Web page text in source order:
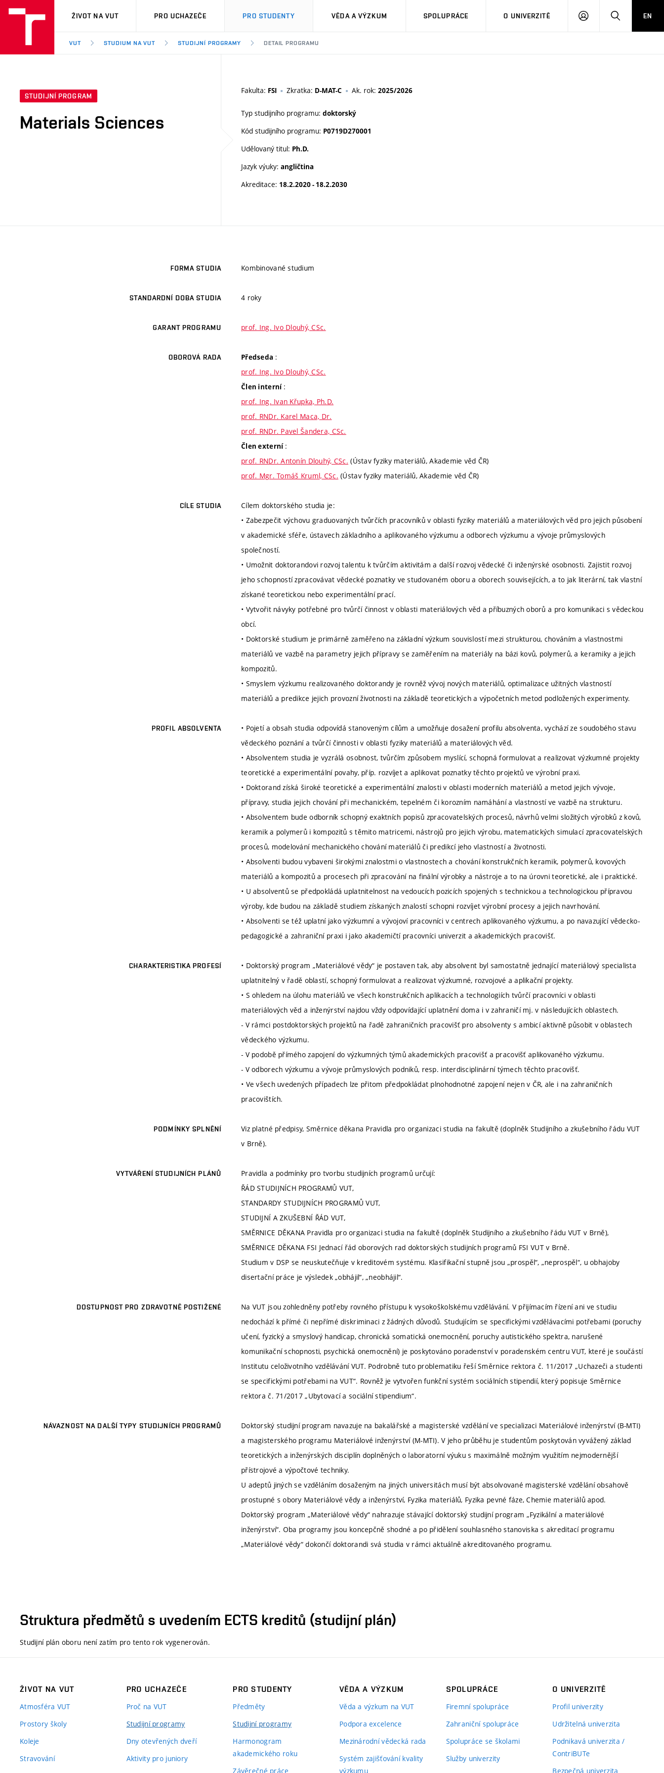
VUT
ŽIVOT NA VUT PRO UCHAZEČE PRO STUDENTY VĚDA A VÝZKUM SPOLUPRÁCE O UNIVERZITĚ
PŘIHLÁSIT HLEDATEN
VUT STUDIUM NA VUT STUDIJNÍ PROGRAMY DETAIL PROGRAMU
STUDIJNÍ PROGRAM
Materials Sciences
Fakulta: FSI Zkratka: D-MAT-C Ak. rok: 2025/2026
Typ studijního programu: doktorský
Kód studijního programu: P0719D270001
Udělovaný titul: Ph.D.
Jazyk výuky: angličtina
Akreditace: 18.2.2020 - 18.2.2030
FORMA STUDIA Kombinované studium
STANDARDNÍ DOBA STUDIA 4 roky
GARANT PROGRAMU prof. Ing. Ivo Dlouhý, CSc.
OBOROVÁ RADA Předseda :
prof. Ing. Ivo Dlouhý, CSc.
Člen interní :
prof. Ing. Ivan Křupka, Ph.D.
prof. RNDr. Karel Maca, Dr.
prof. RNDr. Pavel Šandera, CSc.
Člen externí :
prof. RNDr. Antonín Dlouhý, CSc. (Ústav fyziky materiálů, Akademie věd ČR)
prof. Mgr. Tomáš Kruml, CSc. (Ústav fyziky materiálů, Akademie věd ČR)
CÍLE STUDIA
Cílem doktorského studia je:
• Zabezpečit výchovu graduovaných tvůrčích pracovníků v oblasti fyziky materiálů a materiálových věd pro jejich působení
v akademické sféře, ústavech základního a aplikovaného výzkumu a odborech výzkumu a vývoje průmyslových
společností.
• Umožnit doktorandovi rozvoj talentu k tvůrčím aktivitám a další rozvoj vědecké či inženýrské osobnosti. Zajistit rozvoj
jeho schopností zpracovávat vědecké poznatky ve studovaném oboru a oborech souvisejících, a to jak literární, tak vlastní
získané teoretickou nebo experimentální prací.
• Vytvořit návyky potřebné pro tvůrčí činnost v oblasti materiálových věd a příbuzných oborů a pro komunikaci s vědeckou
obcí.
• Doktorské studium je primárně zaměřeno na základní výzkum souvislostí mezi strukturou, chováním a vlastnostmi
materiálů ve vazbě na parametry jejich přípravy se zaměřením na materiály na bázi kovů, polymerů, a keramiky a jejich
kompozitů.
• Smyslem výzkumu realizovaného doktorandy je rovněž vývoj nových materiálů, optimalizace užitných vlastností
materiálů a predikce jejich provozní životnosti na základě teoretických a výpočetních metod podložených experimenty.
PROFIL ABSOLVENTA
• Pojetí a obsah studia odpovídá stanoveným cílům a umožňuje dosažení profilu absolventa, vychází ze soudobého stavu
vědeckého poznání a tvůrčí činnosti v oblasti fyziky materiálů a materiálových věd.
• Absolventem studia je vyzrálá osobnost, tvůrčím způsobem myslící, schopná formulovat a realizovat výzkumné projekty
teoretické a experimentální povahy, příp. rozvíjet a aplikovat poznatky těchto projektů ve výrobní praxi.
• Doktorand získá široké teoretické a experimentální znalosti v oblasti moderních materiálů a metod jejich vývoje,
přípravy, studia jejich chování při mechanickém, tepelném či korozním namáhání a vlastností ve vazbě na strukturu.
• Absolventem bude odborník schopný exaktních popisů zpracovatelských procesů, návrhů velmi složitých výrobků z kovů,
keramik a polymerů i kompozitů s těmito matricemi, nástrojů pro jejich výrobu, matematických simulací zpracovatelských
procesů, modelování mechanického chování materiálů či predikcí jeho vlastností a životnosti.
• Absolventi budou vybaveni širokými znalostmi o vlastnostech a chování konstrukčních keramik, polymerů, kovových
materiálů a kompozitů a procesech při zpracování na finální výrobky a nástroje a to na úrovni teoretické, ale i praktické.
• U absolventů se předpokládá uplatnitelnost na vedoucích pozicích spojených s technickou a technologickou přípravou
výroby, kde budou na základě studiem získaných znalostí schopni rozvíjet výrobní procesy a jejich navrhování.
• Absolventi se též uplatní jako výzkumní a vývojoví pracovníci v centrech aplikovaného výzkumu, a po navazující vědecko-
pedagogické a zahraniční praxi i jako akademičtí pracovníci univerzit a akademických pracovišť.
CHARAKTERISTIKA PROFESÍ
• Doktorský program „Materiálové vědy“ je postaven tak, aby absolvent byl samostatně jednající materiálový specialista
uplatnitelný v řadě oblastí, schopný formulovat a realizovat výzkumné, rozvojové a aplikační projekty.
• S ohledem na úlohu materiálů ve všech konstrukčních aplikacích a technologiích tvůrčí pracovníci v oblasti
materiálových věd a inženýrství najdou vždy odpovídající uplatnění doma i v zahraničí mj. v následujících oblastech.
- V rámci postdoktorských projektů na řadě zahraničních pracovišť pro absolventy s ambicí aktivně působit v oblastech
vědeckého výzkumu.
- V podobě přímého zapojení do výzkumných týmů akademických pracovišť a pracovišť aplikovaného výzkumu.
- V odborech výzkumu a vývoje průmyslových podniků, resp. interdisciplinární týmech těchto pracovišť.
• Ve všech uvedených případech lze přitom předpokládat plnohodnotné zapojení nejen v ČR, ale i na zahraničních
pracovištích.
PODMÍNKY SPLNĚNÍ
Viz platné předpisy, Směrnice děkana Pravidla pro organizaci studia na fakultě (doplněk Studijního a zkušebního řádu VUT
v Brně).
VYTVÁŘENÍ STUDIJNÍCH PLÁNŮ
Pravidla a podmínky pro tvorbu studijních programů určují:
ŘÁD STUDIJNÍCH PROGRAMŮ VUT,
STANDARDY STUDIJNÍCH PROGRAMŮ VUT,
STUDIJNÍ A ZKUŠEBNÍ ŘÁD VUT,
SMĚRNICE DĚKANA Pravidla pro organizaci studia na fakultě (doplněk Studijního a zkušebního řádu VUT v Brně),
SMĚRNICE DĚKANA FSI Jednací řád oborových rad doktorských studijních programů FSI VUT v Brně.
Studium v DSP se neuskutečňuje v kreditovém systému. Klasifikační stupně jsou „prospěl“, „neprospěl“, u obhajoby
disertační práce je výsledek „obhájil“, „neobhájil“.
DOSTUPNOST PRO ZDRAVOTNĚ POSTIŽENÉ
Na VUT jsou zohledněny potřeby rovného přístupu k vysokoškolskému vzdělávání. V přijímacím řízení ani ve studiu
nedochází k přímé či nepřímé diskriminaci z žádných důvodů. Studujícím se specifickými vzdělávacími potřebami (poruchy
učení, fyzický a smyslový handicap, chronická somatická onemocnění, poruchy autistického spektra, narušené
komunikační schopnosti, psychická onemocnění) je poskytováno poradenství v poradenském centru VUT, které je součástí
Institutu celoživotního vzdělávání VUT. Podrobně tuto problematiku řeší Směrnice rektora č. 11/2017 „Uchazeči a studenti
se specifickými potřebami na VUT“. Rovněž je vytvořen funkční systém sociálních stipendií, který popisuje Směrnice
rektora č. 71/2017 „Ubytovací a sociální stipendium“.
NÁVAZNOST NA DALŠÍ TYPY STUDIJNÍCH PROGRAMŮ
Doktorský studijní program navazuje na bakalářské a magisterské vzdělání ve specializaci Materiálové inženýrství (B-MTI)
a magisterského programu Materiálové inženýrství (M-MTI). V jeho průběhu je studentům poskytován vyvážený základ
teoretických a inženýrských disciplín doplněných o laboratorní výuku s maximálně možným využitím nejmodernější
přístrojové a výpočtové techniky.
U adeptů jiných se vzděláním dosaženým na jiných universitách musí být absolvované magisterské vzdělání obsahově
prostupné s obory Materiálové vědy a inženýrství, Fyzika materiálů, Fyzika pevné fáze, Chemie materiálů apod.
Doktorský program „Materiálové vědy“ nahrazuje stávající doktorský studijní program „Fyzikální a materiálové
inženýrství“. Oba programy jsou koncepčně shodné a po přidělení souhlasného stanoviska s akreditací programu
„Materiálové vědy“ dokončí doktorandi svá studia v rámci aktuálně akreditovaného programu.
Struktura předmětů s uvedením ECTS kreditů (studijní plán)
Studijní plán oboru není zatím pro tento rok vygenerován.
ŽIVOT NA VUT
Atmosféra VUT
Prostory školy
Koleje
Stravování
PRO UCHAZEČE
Proč na VUT
Studijní programy
Dny otevřených dveří
Aktivity pro juniory
PRO STUDENTY
Předměty
Studijní programy
Harmonogram
akademického roku
Závěrečné práce
VĚDA A VÝZKUM
Věda a výzkum na VUT
Podpora excelence
Mezinárodní vědecká rada
Systém zajišťování kvality
výzkumu
SPOLUPRÁCE
Firemní spolupráce
Zahraniční spolupráce
Spolupráce se školami
Služby univerzity
O UNIVERZITĚ
Profil univerzity
Udržitelná univerzita
Podnikavá univerzita /
ContriBUTe
Bezpečná univerzita